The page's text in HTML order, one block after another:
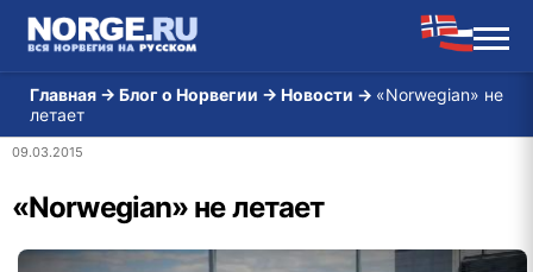
Главная → Блог о Норвегии → Новости → «Norwegian» не
летает
09.03.2015
«Norwegian» не летает